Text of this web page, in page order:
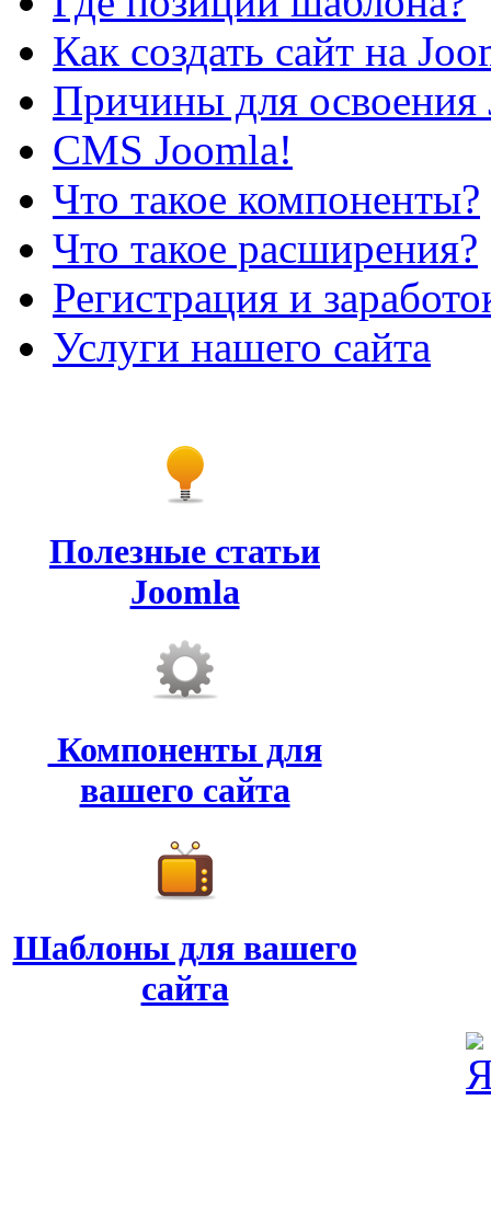
Как создать сайт на
Причины для освоения
CMS Joomla!
Что такое компоненты?
Что такое расширения?
Регистрация и
Услуги нашего сайта
Полезные статьи
Joomla
Компоненты для
вашего сайта
Шаблоны для вашего
сайта